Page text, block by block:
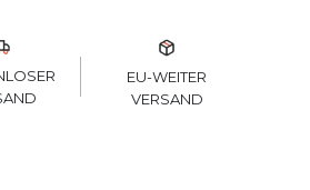
EU-WEITER
VERSAND